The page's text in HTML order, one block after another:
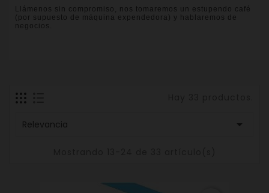
Llámenos sin compromiso, nos tomaremos un estupendo café
(por supuesto de máquina expendedora) y hablaremos de
negocios.
Relevancia 